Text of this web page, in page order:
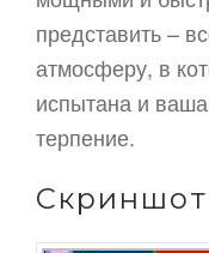
представить –
атмосферу, в
испытана и
терпение.